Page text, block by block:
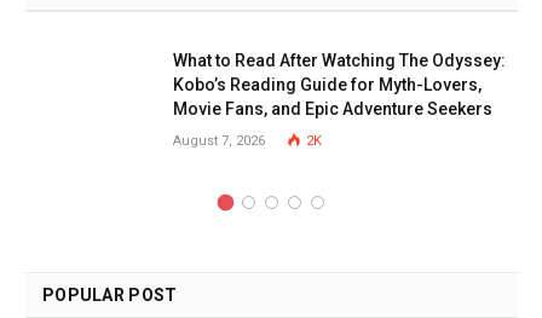
What to Read After Watching The Odyssey:
Kobo’s Reading Guide for Myth-Lovers,
Movie Fans, and Epic Adventure Seekers
August 7, 2026 2K
POPULAR POST